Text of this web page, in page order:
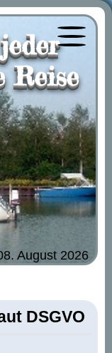
Reise
August 2026
Menü
DSGVO